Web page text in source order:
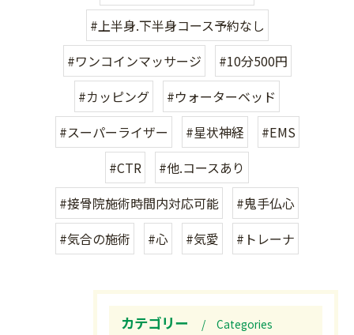
#上半身.下半身コース予約なし
#ワンコインマッサージ
#10分500円
#カッピング
#ウォーターベッド
#スーパーライザー
#星状神経
#EMS
#CTR
#他.コースあり
#接骨院施術時間内対応可能
#鬼手仏心
#気合の施術
#心 #気愛 #トレーナ
カテゴリー Categories